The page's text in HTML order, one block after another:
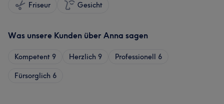
Friseur Gesicht
Was unsere Kunden über Anna sagen
Kompetent 9 Herzlich 9 Professionell 6
Fürsorglich 6